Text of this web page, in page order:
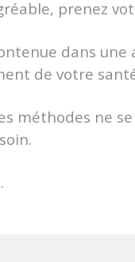
prenez
dans
de votre
méthodes ne